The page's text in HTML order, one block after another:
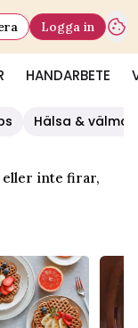
HANDARBETE
Logga in
Hälsa &
eller inte firar,